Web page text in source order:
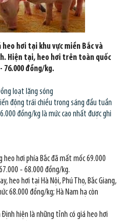
hơi tại khu vực miền Bắc và
Hiện tại, heo hơi trên toàn quốc
76.000 đồng/kg.
loạt lặng sóng
động trái chiều trong sáng đầu tuần
đồng/kg là mức cao nhất được ghi
hơi phía Bắc đã mất mốc 69.000
- 68.000 đồng/kg.
heo hơi tại Hà Nội, Phú Thọ, Bắc Giang,
68.000 đồng/kg; Hà Nam hạ còn
Định hiện là những tỉnh có giá heo hơi